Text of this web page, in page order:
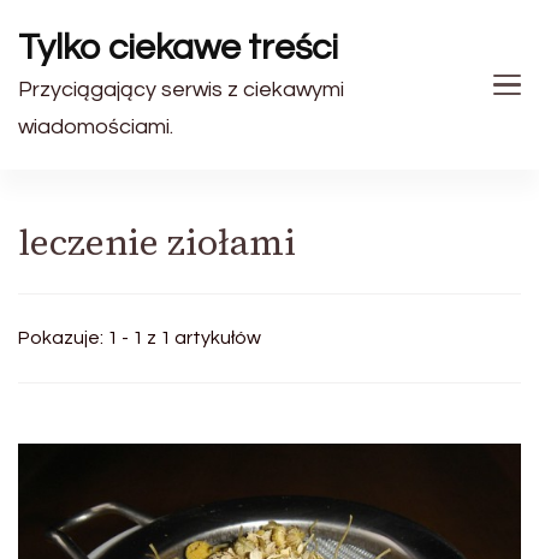
Tylko ciekawe treści
Przyciągający serwis z ciekawymi
wiadomościami.
leczenie ziołami
Pokazuje: 1 - 1 z 1 artykułów